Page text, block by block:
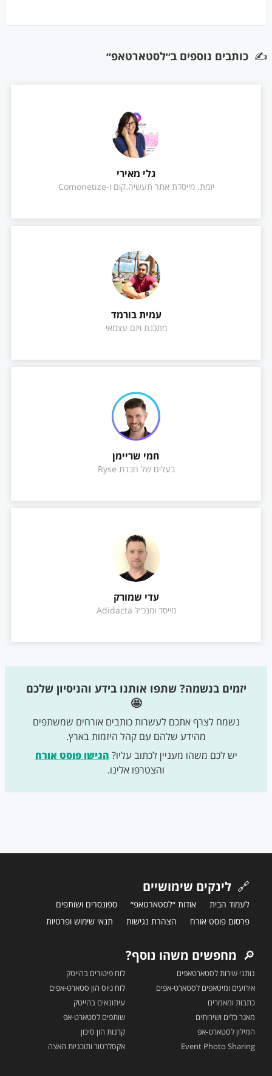
✍️ כותבים נוספים ב״לסטארטאפ״
גלי מאירי
יזמת. מייסדת אתר תעשיה.קום ו-Comonetize
עמית בורמד
מתכנת ויזם עצמאי
חמי שריימן
בעלים של חברת Ryse
עדי שמורק
מייסד ומנכ״ל Adidacta
יזמים בנשמה? שתפו אותנו בידע והניסיון שלכם
🤩
נשמח לצרף אתכם לעשרות כותבים אורחים שמשתפים
מהידע שלהם עם קהל היזמות בארץ.
יש לכם משהו מעניין לכתוב עליו? הגישו פוסט אורח
והצטרפו אלינו.
🔗 לינקים שימושיים
לעמוד הבית אודות ״לסטארטאפ״
ספונסרים ושותפים
פרסום פוסט אורח
הצהרת נגישות תנאי שימוש ופרטיות
🔎 מחפשים משהו נוסף?
נותני שירות לסטארטאפים
אירועים ומיטאפים לסטארט-אפים
כתבות ומאמרים
מאגר כלים ושירותים
המילון לסטארט-אפ
Event Photo Sharing
לוח פיטורים בהייטק
לוח גיוס הון סטארט-אפים
עיתונאים בהייטק
שותפים לסטארט-אפ
קרנות הון סיכון
אקסלרטור ותוכניות האצה